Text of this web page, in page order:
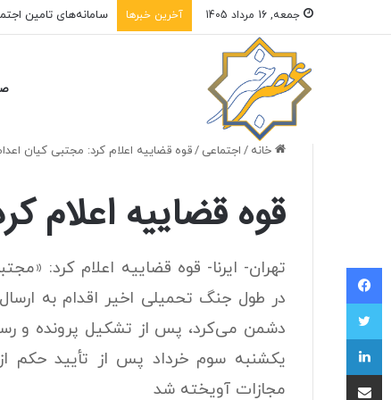
جمعه, 16 مرداد 1405 آخرین خبرها عجیب اما واقعی: رقم فسخ
خانه / اجتماعی /قوه قضاییه اعلام کرد: مجتبی کیان
قوه قضاییه اعلام
تهران- ایرنا- قوه قضاییه اعلام کرد:
در طول جنگ تحمیلی اخیر اقدام به
دشمن می‌کرد، پس از تشکیل پرونده و
یکشنبه سوم خرداد پس از تأیید حکم
مجازات آویخته شد